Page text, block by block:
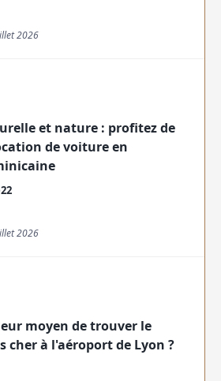
2026
et nature : profitez de
de voiture en
2026
moyen de trouver le
cher à l'aéroport de Lyon ?